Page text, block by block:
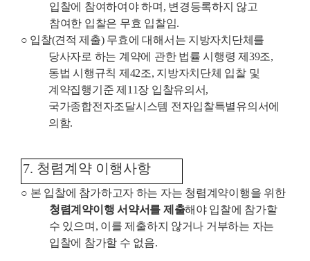
입찰에 참여하여야 하며 , 변경등록하지 않고
참여한 입찰은 무효 입찰임.
○ 입찰(견적 제출) 무효에 대해서는 지방자치단체를
당사자로 하는 계약에 관한 법률 시행령 제 39조,
동법 시행규칙 제 42조, 지방자치단체 입찰 및
계약집행기준 제 11장 입찰유의서,
국가종합전자조달시스템 전자입찰특별유의서에
의함.
7. 청렴계약 이행사항
○ 본 입찰에 참가하고자 하는 자는 청렴계약이행을 위한
청렴계약이행 서약서를 제출해야 입찰에 참가할
수 있으며 , 이를 제출하지 않거나 거부하는 자는
입찰에 참가할 수 없음.